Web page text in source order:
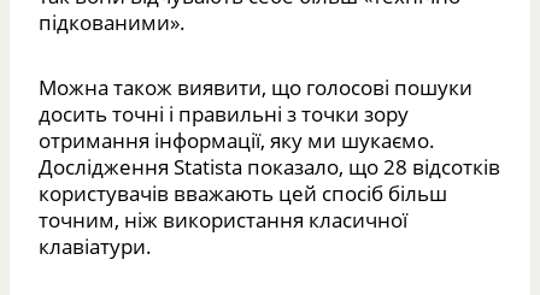
підкованими».
Можна також виявити, що голосові пошуки
досить точні і правильні з точки зору
отримання інформації, яку ми шукаємо.
Дослідження Statista показало, що 28 відсотків
користувачів вважають цей спосіб більш
точним, ніж використання класичної
клавіатури.